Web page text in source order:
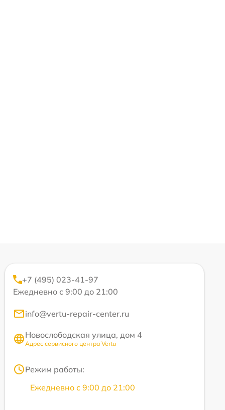
+7 (495) 023-41-97
Ежедневно с 9:00 до 21:00
info@vertu-repair-center.ru
Новослободская улица, дом 4
Адрес сервисного центра Vertu
Режим работы:
Ежедневно с 9:00 до 21:00